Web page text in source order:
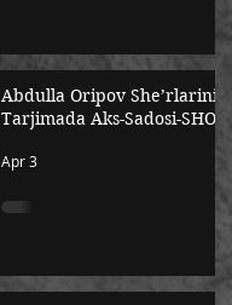
Abdulla Oripov She’rlarining
Tarjimada Aks-Sadosi-SHOIR
Apr 3